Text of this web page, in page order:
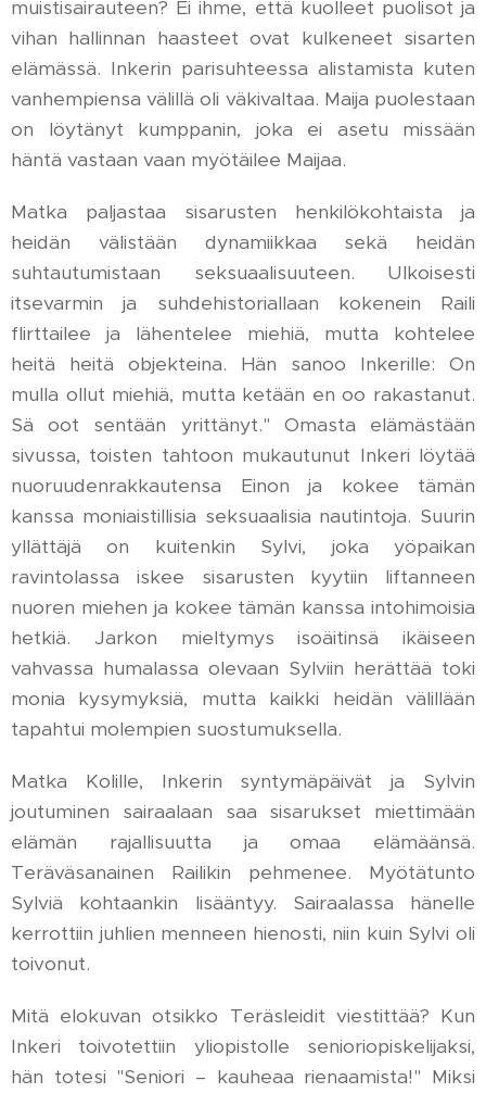
muistisairauteen? Ei ihme, että kuolleet puolisot ja
vihan hallinnan haasteet ovat kulkeneet sisarten
elämässä. Inkerin parisuhteessa alistamista kuten
vanhempiensa välillä oli väkivaltaa. Maija puolestaan
on löytänyt kumppanin, joka ei asetu missään
häntä vastaan vaan myötäilee Maijaa.
Matka paljastaa sisarusten henkilökohtaista ja
heidän välistään dynamiikkaa sekä heidän
suhtautumistaan seksuaalisuuteen. Ulkoisesti
itsevarmin ja suhdehistoriallaan kokenein Raili
flirttailee ja lähentelee miehiä, mutta kohtelee
heitä heitä objekteina. Hän sanoo Inkerille: On
mulla ollut miehiä, mutta ketään en oo rakastanut.
Sä oot sentään yrittänyt." Omasta elämästään
sivussa, toisten tahtoon mukautunut Inkeri löytää
nuoruudenrakkautensa Einon ja kokee tämän
kanssa moniaistillisia seksuaalisia nautintoja. Suurin
yllättäjä on kuitenkin Sylvi, joka yöpaikan
ravintolassa iskee sisarusten kyytiin liftanneen
nuoren miehen ja kokee tämän kanssa intohimoisia
hetkiä. Jarkon mieltymys isoäitinsä ikäiseen
vahvassa humalassa olevaan Sylviin herättää toki
monia kysymyksiä, mutta kaikki heidän välillään
tapahtui molempien suostumuksella.
Matka Kolille, Inkerin syntymäpäivät ja Sylvin
joutuminen sairaalaan saa sisarukset miettimään
elämän rajallisuutta ja omaa elämäänsä.
Teräväsanainen Railikin pehmenee. Myötätunto
Sylviä kohtaankin lisääntyy. Sairaalassa hänelle
kerrottiin juhlien menneen hienosti, niin kuin Sylvi oli
toivonut.
Mitä elokuvan otsikko Teräsleidit viestittää? Kun
Inkeri toivotettiin yliopistolle senioriopiskelijaksi,
hän totesi "Seniori – kauheaa rienaamista!" Miksi